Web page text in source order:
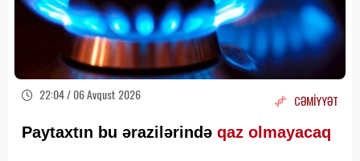
22:04 / 06 Avqust 2026 CƏMİYYƏT
Paytaxtın bu ərazilərində qaz olmayacaq